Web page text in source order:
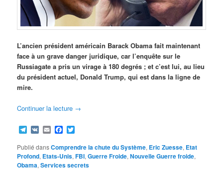
L’ancien président américain Barack Obama fait maintenant
face à un grave danger juridique, car l’enquête sur le
Russiagate a pris un virage à 180 degrés ; et c’est lui, au lieu
du président actuel, Donald Trump, qui est dans la ligne de
mire.
Continuer la lecture →
Telegram
VK EmailFacebook
Publié dansComprendre la chute du Système, Eric Zuesse, Etat
Profond, Etats-Unis,FBI,Guerre Froide,Nouvelle Guerre froide,
Obama,Services secrets